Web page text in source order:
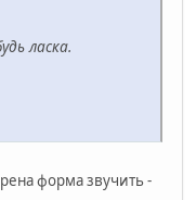
ласка.
форма звучить -